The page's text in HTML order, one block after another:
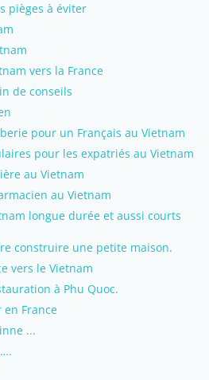
pièges à éviter
vers la France
de conseils
pour un Français au Vietnam
pour les expatriés au Vietnam
au Vietnam
au Vietnam
longue durée et aussi courts
construire une petite maison.
vers le Vietnam
à Phu Quoc.
France
...